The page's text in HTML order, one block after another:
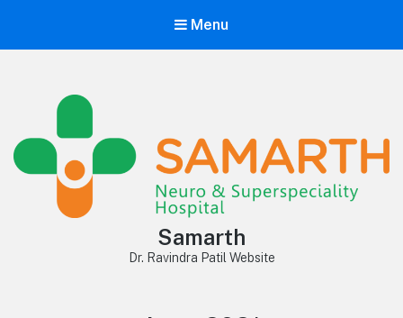
Menu
Samarth
Dr. Ravindra Patil Website